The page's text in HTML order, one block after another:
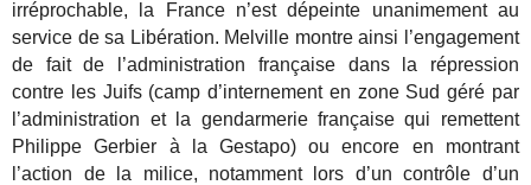
irréprochable, la France n’est dépeinte unanimement au
service de sa Libération. Melville montre ainsi l’engagement
de fait de l’administration française dans la répression
contre les Juifs (camp d’internement en zone Sud géré par
l’administration et la gendarmerie française qui remettent
Philippe Gerbier à la Gestapo) ou encore en montrant
l’action de la milice, notamment lors d’un contrôle d’un